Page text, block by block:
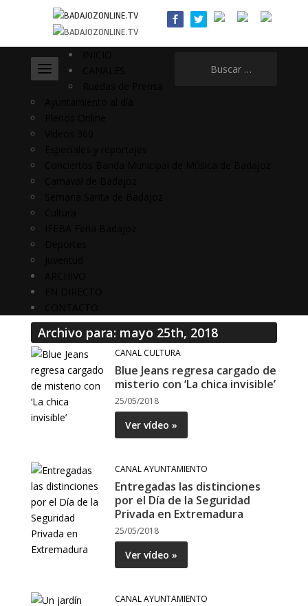
Archivo para: mayo 25th, 2018
CANAL CULTURA
Blue Jeans regresa cargado de
misterio con ‘La chica invisible’
25/05/2018
Ver vídeo »
CANAL AYUNTAMIENTO
Entregadas las distinciones
por el Día de la Seguridad
Privada en Extremadura
25/05/2018
Ver vídeo »
CANAL AYUNTAMIENTO